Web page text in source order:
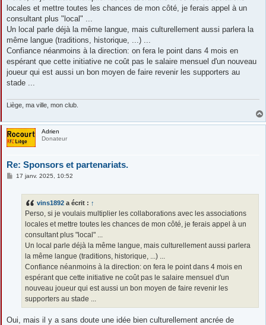
a
g
locales et mettre toutes les chances de mon côté, je ferais appel à un
consultant plus "local" ...
Un local parle déjà la même langue, mais culturellement aussi parlera la
même langue (traditions, historique, ...) ...
Confiance néanmoins à la direction: on fera le point dans 4 mois en
espérant que cette initiative ne coût pas le salaire mensuel d'un nouveau
joueur qui est aussi un bon moyen de faire revenir les supporters au
stade ...
Liège, ma ville, mon club.
Adrien
Donateur
Re: Sponsors et partenariats.
M
17 janv. 2025, 10:52
vins1892 a écrit : ↑
Perso, si je voulais multiplier les collaborations avec les associations
locales et mettre toutes les chances de mon côté, je ferais appel à un
consultant plus "local" ...
Un local parle déjà la même langue, mais culturellement aussi parlera
la même langue (traditions, historique, ...) ...
Confiance néanmoins à la direction: on fera le point dans 4 mois en
espérant que cette initiative ne coût pas le salaire mensuel d'un
nouveau joueur qui est aussi un bon moyen de faire revenir les
supporters au stade ...
Oui, mais il y a sans doute une idée bien culturellement ancrée de